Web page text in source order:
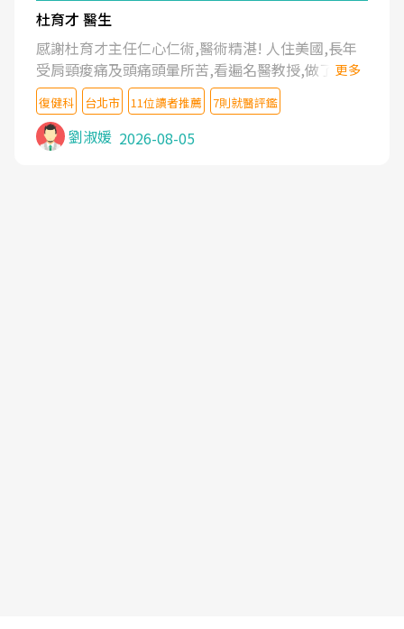
杜育才 醫生
感謝杜育才主任仁心仁術,醫術精湛! 人住美國,長年
受肩頸痠痛及頭痛頭暈所苦,看遍名醫教授,做了各種
檢查,也嘗試過西醫打針,中醫針灸及物理徒手治療都
沒有用,後來連吃到嗎啡類止痛藥都效果有限,只是壓
症狀,沒多久就痛起來,多年失眠嚴重影響生活品質.
台灣親友介紹忠孝醫院杜育才主任是頸頭症候群專
更多
復健科 台北市 11位讀者推薦 7則就醫評鑑
劉淑媛 2026-08-05